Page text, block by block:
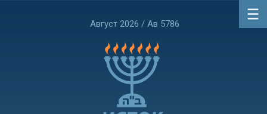
Август 2026 / Ав 5786